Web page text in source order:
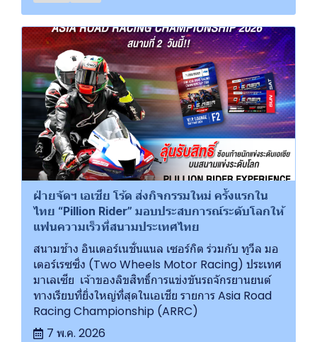
ฝ่ายจัดฯ เอเชีย โร้ด ส่งกิจกรรมใหม่ ครั้งแรกใน
ไทย “Pillion Rider” มอบประสบการณ์ระดับโลกให้
แฟนความเร็วที่สนามประเทศไทย
สนามช้าง อินเตอร์เนชั่นแนล เซอร์กิต ร่วมกับ ทูวีล มอ
เตอร์เรซซิ่ง (Two Wheels Motor Racing) ประเทศ
มาเลเซีย เจ้าของลิขสิทธิ์การแข่งขันรถจักรยานยนต์
ทางเรียบที่ยิ่งใหญ่ที่สุดในเอเชีย รายการ Asia Road
Racing Championship (ARRC)
7 พ.ค. 2026